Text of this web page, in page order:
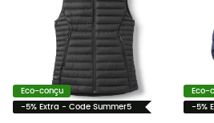
Eco-conçu
-5% Extra - Code Summer5
Eco-
-5%